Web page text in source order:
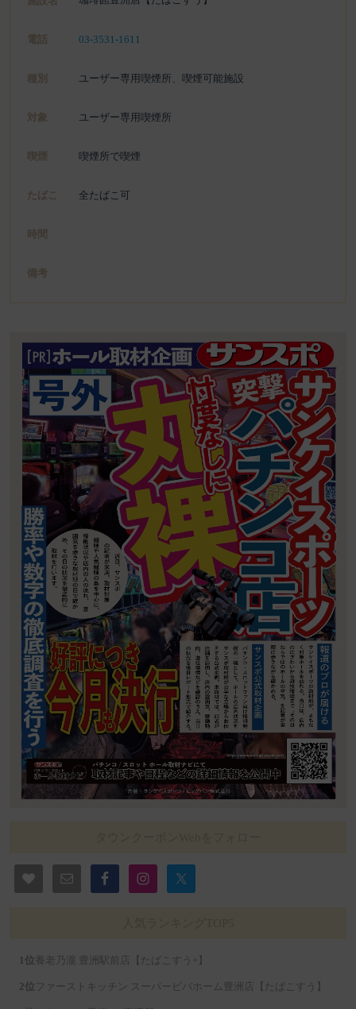
電話 03-3531-1611
種別 ユーザー専用喫煙所、喫煙可能施設
対象 ユーザー専用喫煙所
喫煙 喫煙所で喫煙
たばこ 全たばこ可
時間
備考
養老乃瀧 豊洲駅前店【たばこすう+】
ファーストキッチン スーパービバホーム豊洲店【たばこすう】